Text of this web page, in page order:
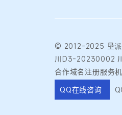
© 2012-2025 垦
川D3-20230002
合作域名注册服务
QQ在线咨询